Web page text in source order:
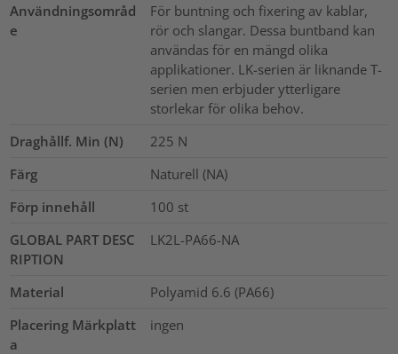
Användningsområd
e
För buntning och fixering av kablar,
rör och slangar. Dessa buntband kan
användas för en mängd olika
applikationer. LK-serien är liknande T-
serien men erbjuder ytterligare
storlekar för olika behov.
Draghållf. Min (N)
225 N
Färg
Naturell (NA)
Förp innehåll
100 st
GLOBAL PART DESC
RIPTION
LK2L-PA66-NA
Material
Polyamid 6.6 (PA66)
Placering Märkplatt
a
ingen